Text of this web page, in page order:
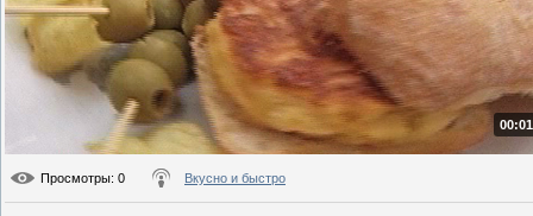
Просмотры: 0 Вкусно и быстро